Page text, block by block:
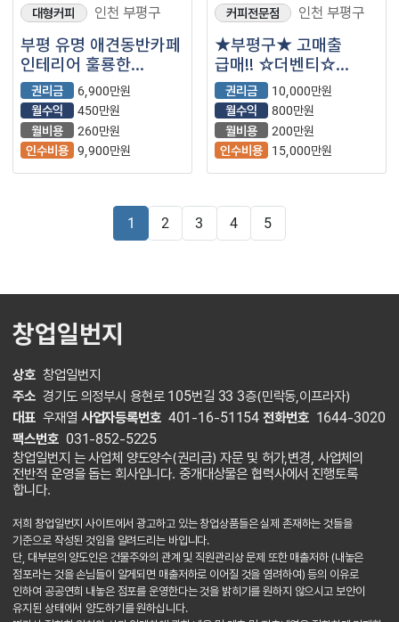
대형커피 인천 부평구
부평 유명 애견동반카페
인테리어 훌룡한
매장입니다
권리금
6,900만원
월수익
450만원
월비용
260만원
인수비용 9,900만원
커피전문점 인천 부평구
★부평구★ 고매출
급매!! ☆더벤티☆
수익성 대박
매물입니다.
권리금
10,000만원
월수익
800만원
월비용
200만원
인수비용
15,000만원
1 2 3 4 5
창업일번지
상호 창업일번지
주소 경기도 의정부시 용현로 105번길 33 3층(민락동,이프라자)
대표 우재열 사업자등록번호 401-16-51154 전화번호 1644-3020
팩스번호 031-852-5225
창업일번지 는 사업체 양도양수(권리금) 자문 및 허가,변경, 사업체의
전반적 운영을 돕는 회사입니다. 중개대상물은 협력사에서 진행토록
합니다.
저희 창업일번지 사이트에서 광고하고 있는 창업상품들은 실제 존재하는 것들을
기준으로 작성된 것임을 알려드리는 바입니다.
단, 대부분의 양도인은 건물주와의 관계 및 직원관리상 문제 또한 매출저하 (내놓은
점포라는 것을 손님들이 알게되면 매출저하로 이어질 것을 염려하여) 등의 이유로
인하여 공공연희 내놓은 점포를 운영한다는 것을 밝히기를 원하지 않으시고 보안이
유지된 상태에서 양도하기를 원하십니다.